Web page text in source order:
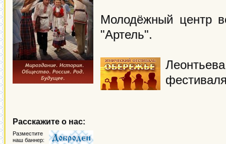
Молодёжный центр
"Артель".
Расскажите о нас:
Разместите
наш баннер: